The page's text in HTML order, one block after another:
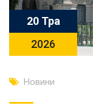
20 Тра
2026
Новини